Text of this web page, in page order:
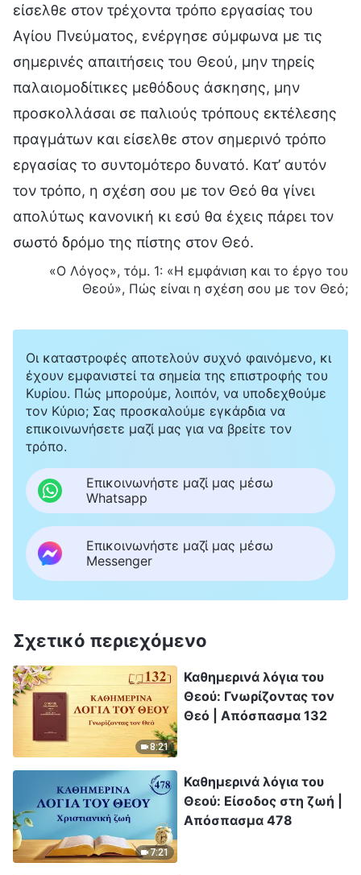
είσελθε στον τρέχοντα τρόπο εργασίας του
Αγίου Πνεύματος, ενέργησε σύμφωνα με τις
σημερινές απαιτήσεις του Θεού, μην τηρείς
παλαιομοδίτικες μεθόδους άσκησης, μην
προσκολλάσαι σε παλιούς τρόπους εκτέλεσης
πραγμάτων και είσελθε στον σημερινό τρόπο
εργασίας το συντομότερο δυνατό. Κατ’ αυτόν
τον τρόπο, η σχέση σου με τον Θεό θα γίνει
απολύτως κανονική κι εσύ θα έχεις πάρει τον
σωστό δρόμο της πίστης στον Θεό.
«Ο Λόγος», τόμ. 1: «Η εμφάνιση και το έργο του
Θεού», Πώς είναι η σχέση σου με τον Θεό;
Οι καταστροφές αποτελούν συχνό φαινόμενο, κι
έχουν εμφανιστεί τα σημεία της επιστροφής του
Κυρίου. Πώς μπορούμε, λοιπόν, να υποδεχθούμε
τον Κύριο; Σας προσκαλούμε εγκάρδια να
επικοινωνήσετε μαζί μας για να βρείτε τον
τρόπο.
Επικοινωνήστε μαζί μας μέσω
Whatsapp
Επικοινωνήστε μαζί μας μέσω
Messenger
Σχετικό περιεχόμενο
8:21
Καθημερινά λόγια του
Θεού: Γνωρίζοντας τον
Θεό | Απόσπασμα 132
7:21
Καθημερινά λόγια του
Θεού: Είσοδος στη ζωή |
Απόσπασμα 478